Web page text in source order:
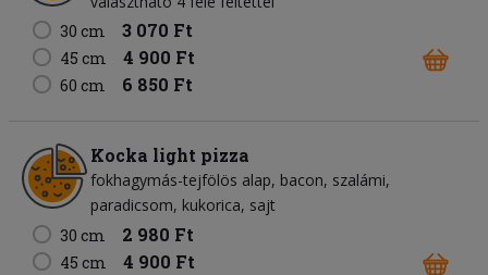
30 cm
3 070 Ft
45 cm 4 900 Ft
60 cm 6 850 Ft
Kocka light pizza
fokhagymás-tejfölös alap bacon szalámi
paradicsom kukorica sajt
30 cm
2 980 Ft
45 cm 4 900 Ft